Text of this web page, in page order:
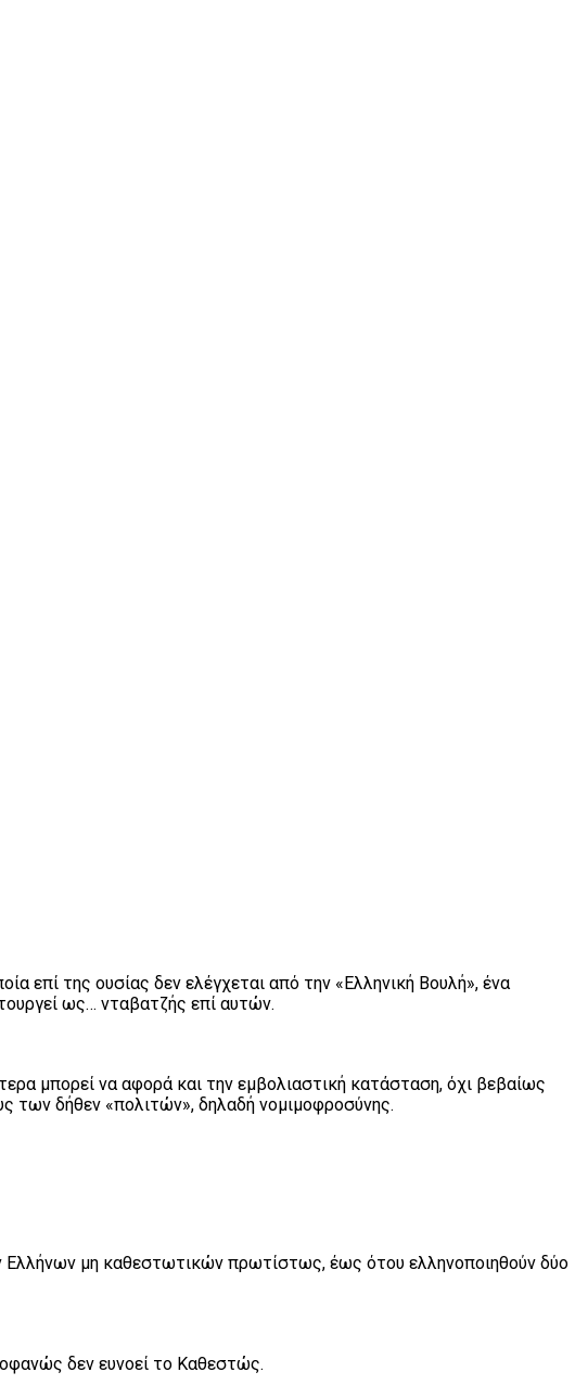
επί της ουσίας δεν ελέγχεται από την «Ελληνική Βουλή», ένα
ως… νταβατζής επί αυτών.
μπορεί να αφορά και την εμβολιαστική κατάσταση, όχι βεβαίως
των δήθεν «πολιτών», δηλαδή νομιμοφροσύνης.
Ελλήνων μη καθεστωτικών πρωτίστως, έως ότου ελληνοποιηθούν δύο
δεν ευνοεί το Καθεστώς.